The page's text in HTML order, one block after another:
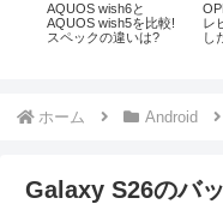
AQUOS wish6と
AQUOS wish5を比較!
スペックの違いは?
レ
し
ホーム Android
Galaxy S26のバ